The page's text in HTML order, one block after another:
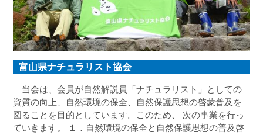
富山県ナチュラリスト協会
当会は、会員が自然解説員「ナチュラリスト」としての
資質の向上、自然環境の保全、自然保護思想の啓蒙普及を
図ることを目的としています。このため、 次の事業を行っ
ていきます。 １．自然環境の保全と自然保護思想の普及啓